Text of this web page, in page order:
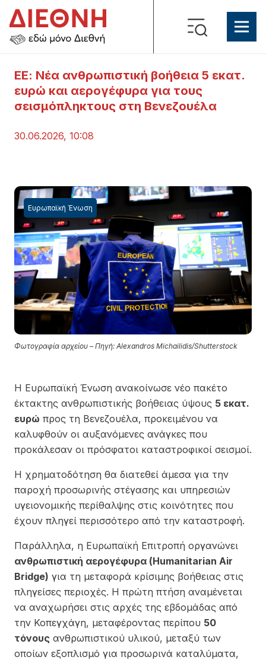
ΕΕ: Νέα ανθρωπιστική βοήθεια 5 εκατ.
ευρώ και αερογέφυρα για τους
σεισμόπληκτους στη Βενεζουέλα
30.06.2026, 10:08
Φωτογραφία αρχείου – Πηγή: Alexandros Michailidis/Shutterstock
Ευρωπαϊκή Ένωση
Η Ευρωπαϊκή Ένωση ανακοίνωσε νέο πακέτο
έκτακτης ανθρωπιστικής βοήθειας ύψους 5 εκατ.
ευρώ προς τη Βενεζουέλα, προκειμένου να
καλυφθούν οι αυξανόμενες ανάγκες που
προκάλεσαν οι πρόσφατοι καταστροφικοί σεισμοί.
Η χρηματοδότηση θα διατεθεί άμεσα για την
παροχή προσωρινής στέγασης και υπηρεσιών
υγειονομικής περίθαλψης στις κοινότητες που
έχουν πληγεί περισσότερο από την καταστροφή.
Παράλληλα, η Ευρωπαϊκή Επιτροπή οργανώνει
ανθρωπιστική αερογέφυρα (Humanitarian Air
Bridge) για τη μεταφορά κρίσιμης βοήθειας στις
πληγείσες περιοχές. Η πρώτη πτήση αναμένεται
να αναχωρήσει στις αρχές της εβδομάδας από
την Κοπεγχάγη, μεταφέροντας περίπου 50
τόνους ανθρωπιστικού υλικού, μεταξύ των
οποίων εξοπλισμό για προσωρινά καταλύματα,